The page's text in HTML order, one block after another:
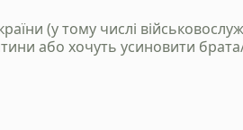
(у тому числі
або хочуть усиновити
нашим